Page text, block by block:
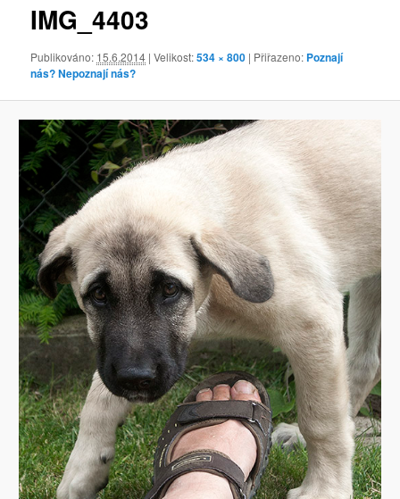
IMG_4403
Publikováno: 15.6.2014 | Velikost:534 × 800 | Přiřazeno: Poznají
nás? Nepoznají nás?